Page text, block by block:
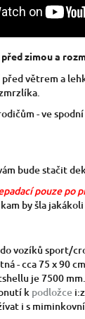
zimou a
větrem a
- ve
bude stačit
pouze po
by šla
vozíků sport/
- cca 75 x 90
je 7500 mm.
k podložce
i s